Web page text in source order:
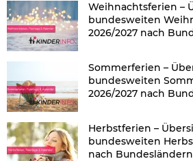
Weihnachtsferien –
bundesweiten
2026/2027 nach
Sommerferien –
bundesweiten
2026/2027 nach
Herbstferien –
bundesweiten
nach